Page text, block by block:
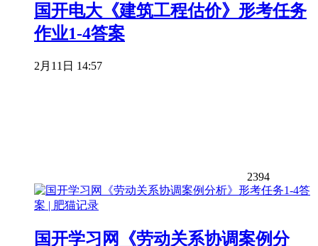
国开电大《建筑工程估价》形考任务
作业1-4答案
2月11日 14:57
2394
国开学习网《劳动关系协调案例分